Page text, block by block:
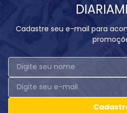
Cadastre seu e-mail para